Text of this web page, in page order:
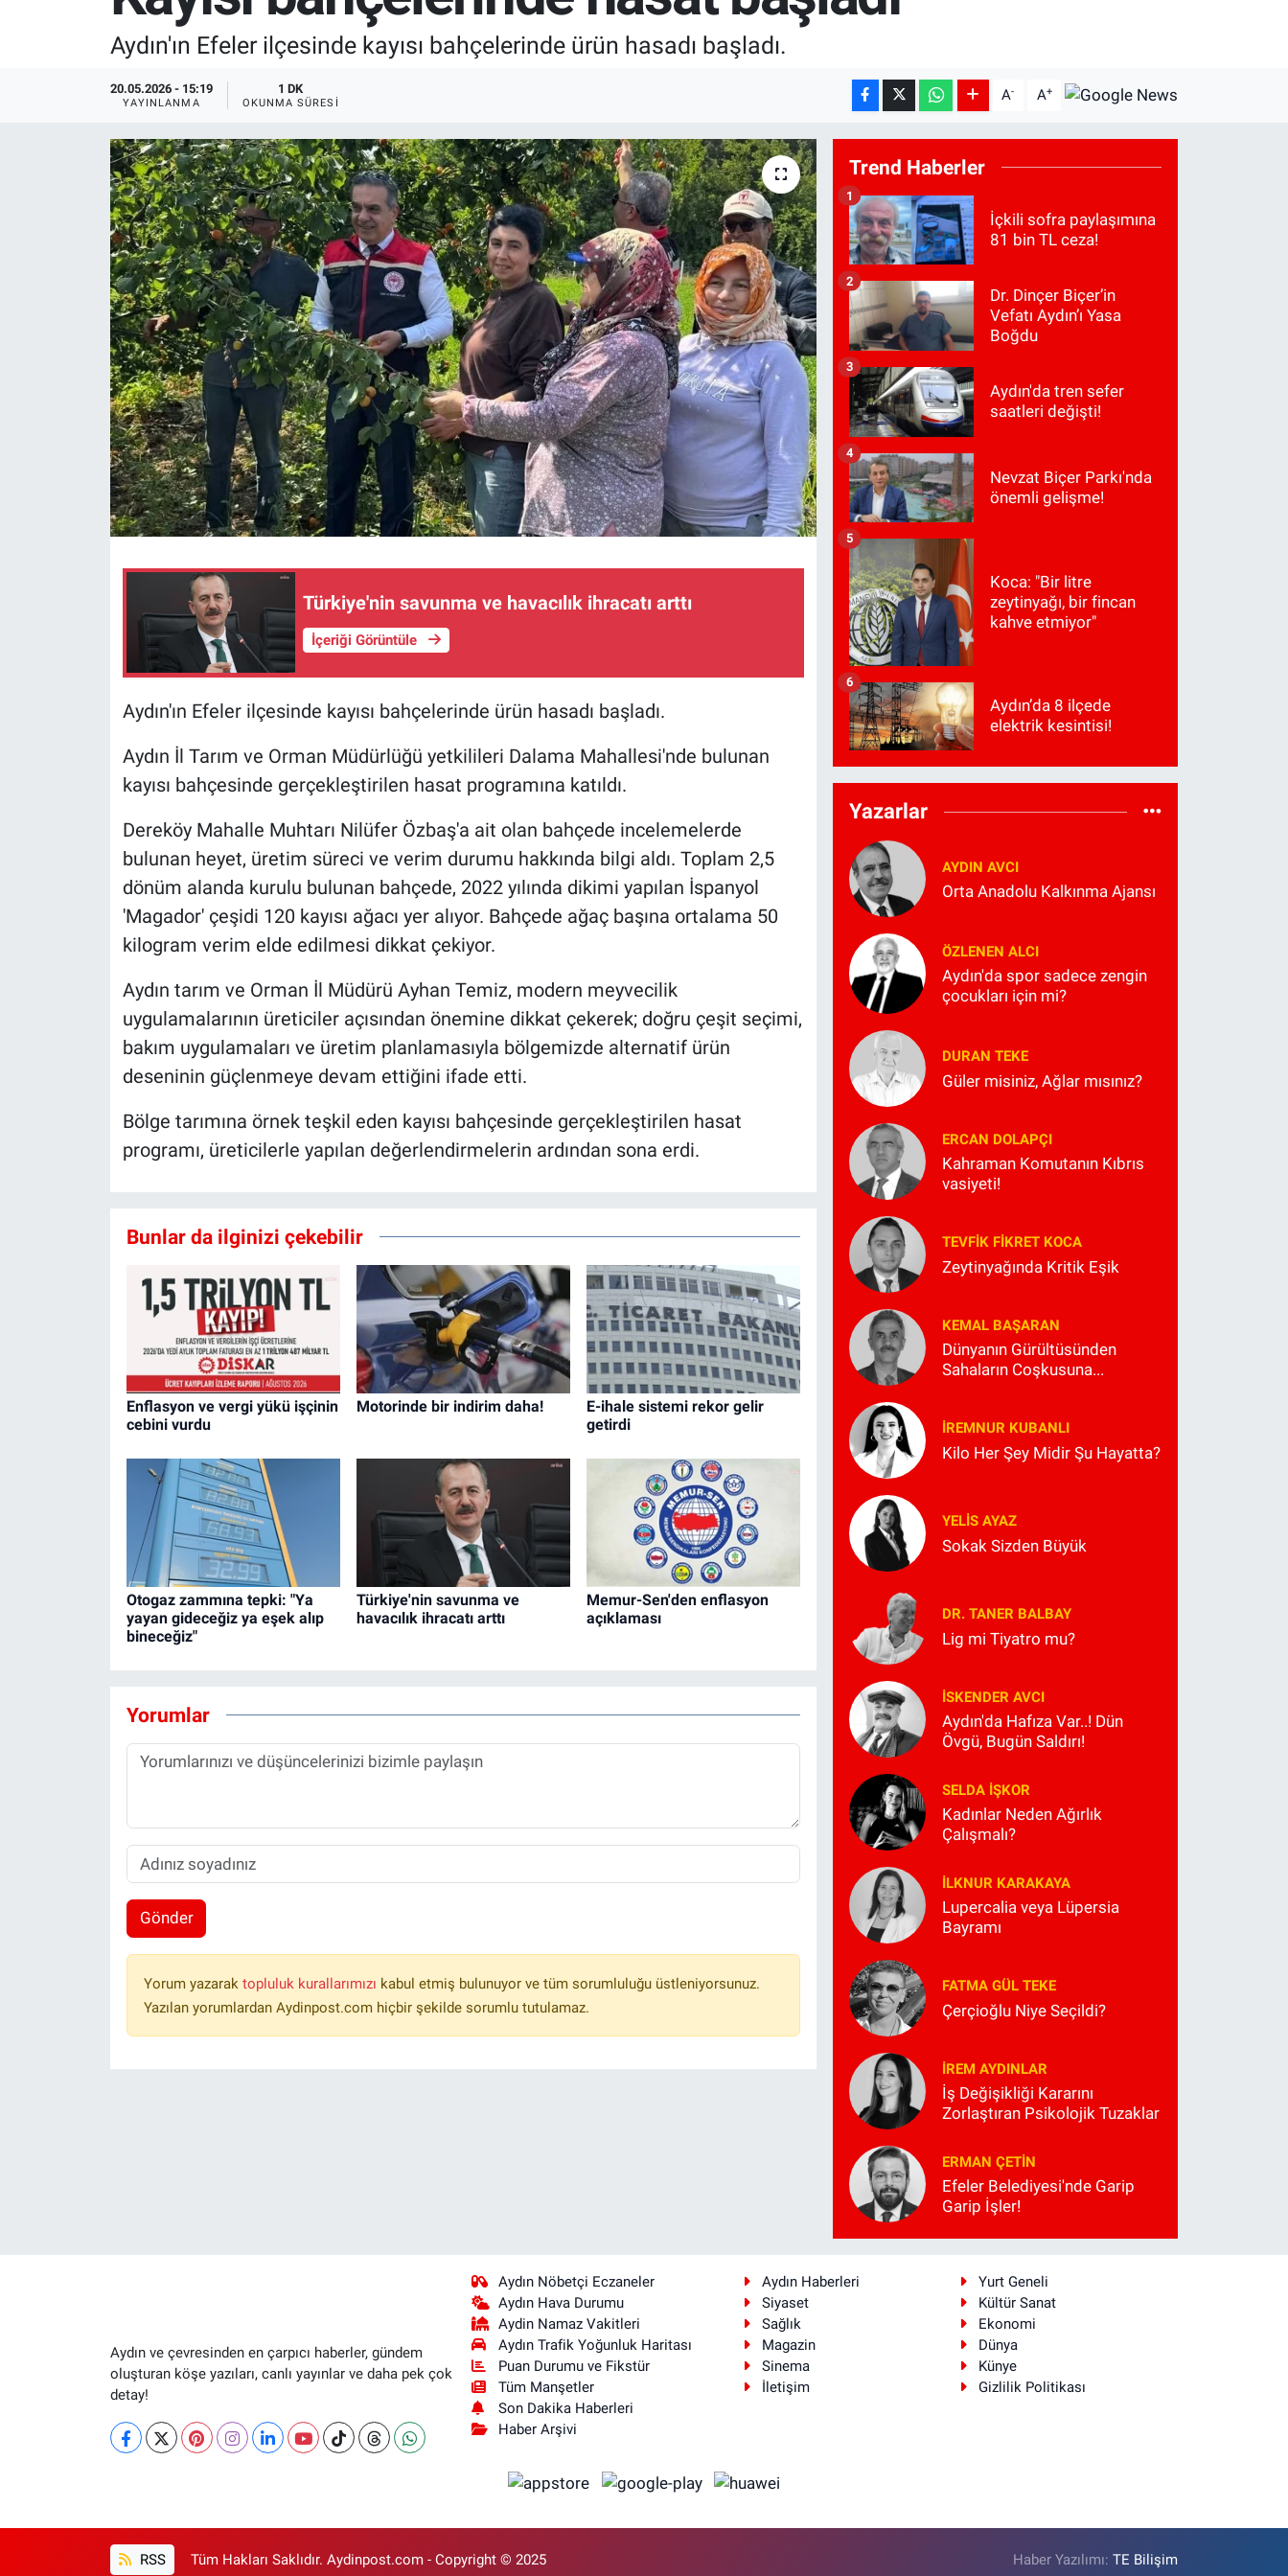
Aydın'ın Efeler ilçesinde kayısı bahçelerinde ürün hasadı başladı.
20.05.2026 - 15:19
YAYINLANMA
1 DK
OKUNMA SÜRESI A- A+
Türkiye'nin savunma ve havacılık ihracatı arttı
İçeriği Görüntüle
Aydın'ın Efeler ilçesinde kayısı bahçelerinde ürün hasadı başladı.
Aydın İl Tarım ve Orman Müdürlüğü yetkilileri Dalama Mahallesi'nde bulunan
kayısı bahçesinde gerçekleştirilen hasat programına katıldı.
Dereköy Mahalle Muhtarı Nilüfer Özbaş'a ait olan bahçede incelemelerde
bulunan heyet, üretim süreci ve verim durumu hakkında bilgi aldı. Toplam 2,5
dönüm alanda kurulu bulunan bahçede, 2022 yılında dikimi yapılan İspanyol
'Magador' çeşidi 120 kayısı ağacı yer alıyor. Bahçede ağaç başına ortalama 50
kilogram verim elde edilmesi dikkat çekiyor.
Aydın tarım ve Orman İl Müdürü Ayhan Temiz, modern meyvecilik
uygulamalarının üreticiler açısından önemine dikkat çekerek; doğru çeşit seçimi,
bakım uygulamaları ve üretim planlamasıyla bölgemizde alternatif ürün
deseninin güçlenmeye devam ettiğini ifade etti.
Bölge tarımına örnek teşkil eden kayısı bahçesinde gerçekleştirilen hasat
programı, üreticilerle yapılan değerlendirmelerin ardından sona erdi.
Bunlar da ilginizi çekebilir
Enflasyon ve vergi yükü işçinin
cebini vurdu
Motorinde bir indirim daha!
E-ihale sistemi rekor gelir
getirdi
Otogaz zammına tepki: "Ya
yayan gideceğiz ya eşek alıp
bineceğiz"
Türkiye'nin savunma ve
havacılık ihracatı arttı
Memur-Sen'den enflasyon
açıklaması
Yorumlar
Gönder
Yorum yazarak topluluk kurallarımızı kabul etmiş bulunuyor ve tüm sorumluluğu üstleniyorsunuz.
Yazılan yorumlardan Aydinpost.com hiçbir şekilde sorumlu tutulamaz.
Trend Haberler
İçkili sofra paylaşımına
81 bin TL ceza!
1
Dr. Dinçer Biçer’in
Vefatı Aydın’ı Yasa
Boğdu
2
Aydın'da tren sefer
saatleri değişti!
3
Nevzat Biçer Parkı'nda
önemli gelişme!
4
Koca: "Bir litre
zeytinyağı, bir fincan
kahve etmiyor"
5
Aydın’da 8 ilçede
elektrik kesintisi!
6
Yazarlar
AYDIN AVCI
Orta Anadolu Kalkınma Ajansı
ÖZLENEN ALCI
Aydın'da spor sadece zengin
çocukları için mi?
DURAN TEKE
Güler misiniz, Ağlar mısınız?
ERCAN DOLAPÇI
Kahraman Komutanın Kıbrıs
vasiyeti!
TEVFIK FIKRET KOCA
Zeytinyağında Kritik Eşik
KEMAL BAŞARAN
Dünyanın Gürültüsünden
Sahaların Coşkusuna...
İREMNUR KUBANLI
Kilo Her Şey Midir Şu Hayatta?
YELIS AYAZ
Sokak Sizden Büyük
DR. TANER BALBAY
Lig mi Tiyatro mu?
İSKENDER AVCI
Aydın'da Hafıza Var..! Dün
Övgü, Bugün Saldırı!
SELDA İŞKOR
Kadınlar Neden Ağırlık
Çalışmalı?
İLKNUR KARAKAYA
Lupercalia veya Lüpersia
Bayramı
FATMA GÜL TEKE
Çerçioğlu Niye Seçildi?
İREM AYDINLAR
İş Değişikliği Kararını
Zorlaştıran Psikolojik Tuzaklar
ERMAN ÇETIN
Efeler Belediyesi'nde Garip
Garip İşler!
Aydın ve çevresinden en çarpıcı haberler, gündem
oluşturan köşe yazıları, canlı yayınlar ve daha pek çok
detay!
Aydın Nöbetçi Eczaneler
Aydın Hava Durumu
Aydin Namaz Vakitleri
Aydın Trafik Yoğunluk Haritası
Puan Durumu ve Fikstür
Tüm Manşetler
Son Dakika Haberleri
Haber Arşivi
Aydın Haberleri
Yurt Geneli
Siyaset
Kültür Sanat
Sağlık
Ekonomi
Magazin
Dünya
Sinema
Künye
İletişim
Gizlilik Politikası
RSS Tüm Hakları Saklıdır. Aydinpost.com - Copyright © 2025 Haber Yazılımı:TE Bilişim
RESMİ İLANLAR